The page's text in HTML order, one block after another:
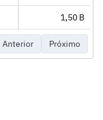
1,50 B
Anterior Próximo